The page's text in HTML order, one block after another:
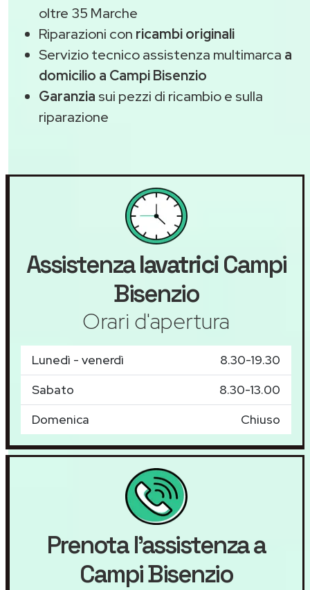
oltre 35 Marche
Riparazioni con ricambi originali
Servizio tecnico assistenza multimarca a
domicilio a Campi Bisenzio
Garanzia sui pezzi di ricambio e sulla
riparazione
AssistenzalavatriciCampi
Bisenzio
Orari d'apertura
Lunedì - venerdì
8.30-19.30
Sabato
8.30-13.00
Domenica
Chiuso
Prenota l'assistenza a
Campi Bisenzio